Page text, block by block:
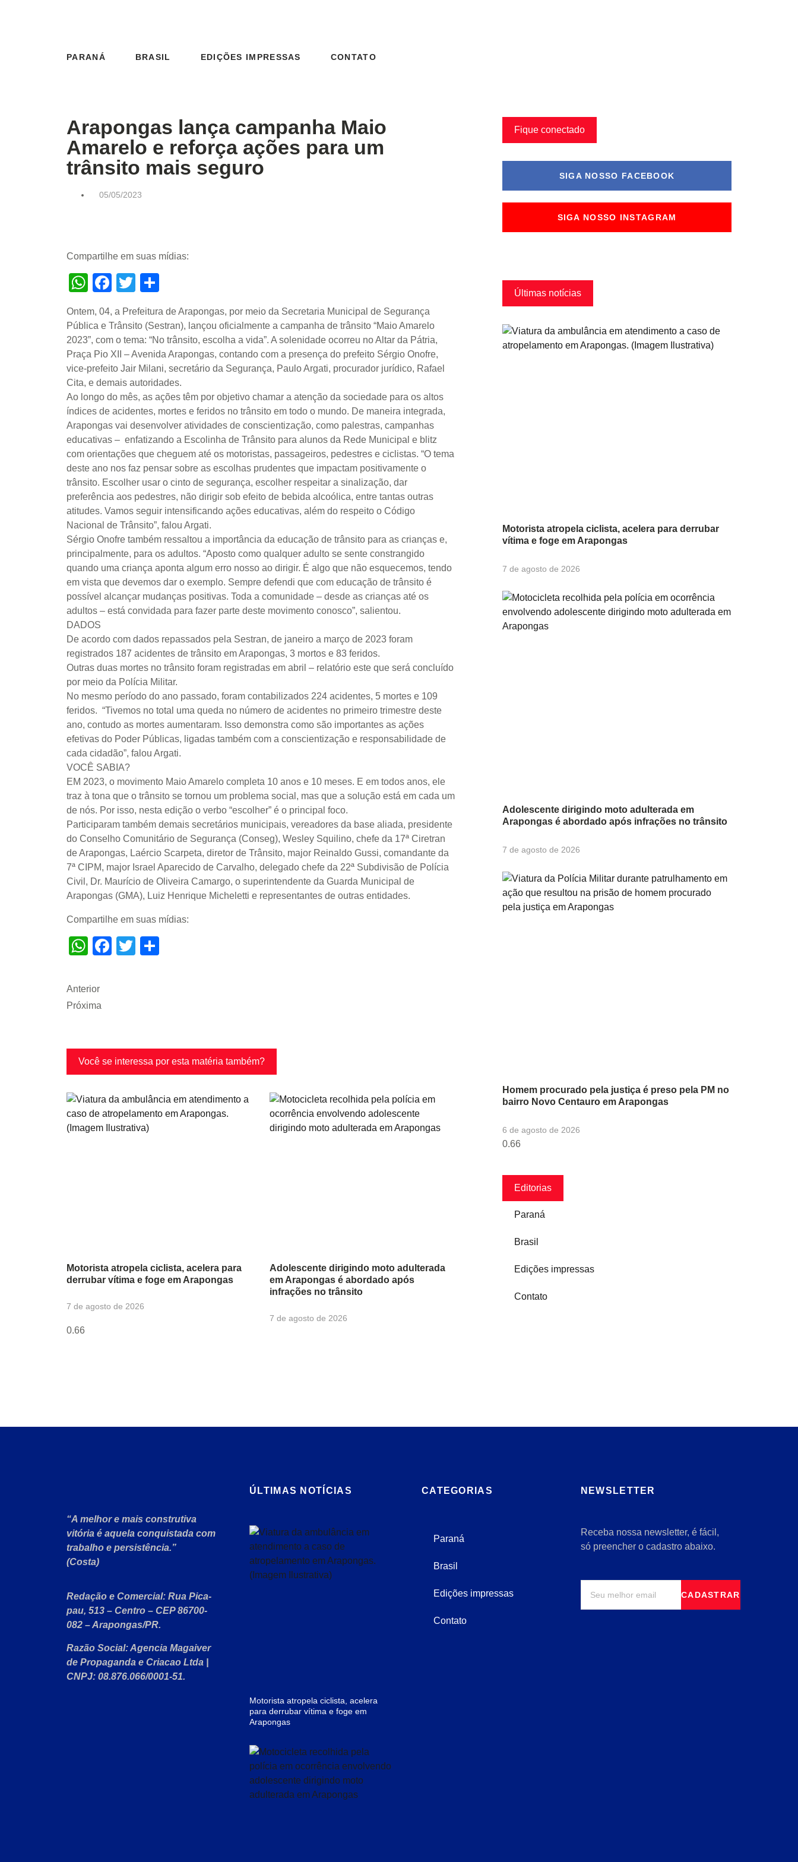
PARANÁ BRASIL EDIÇÕES IMPRESSAS CONTATO
Arapongas lança campanha Maio
Amarelo e reforça ações para um
trânsito mais seguro
05/05/2023
Compartilhe em suas mídias:
WhatsApp
Facebook
Twitter
Ontem, 04, a Prefeitura de Arapongas, por meio da Secretaria Municipal de Segurança
Pública e Trânsito (Sestran), lançou oficialmente a campanha de trânsito “Maio Amarelo
2023”, com o tema: “No trânsito, escolha a vida”. A solenidade ocorreu no Altar da Pátria,
Praça Pio XII – Avenida Arapongas, contando com a presença do prefeito Sérgio Onofre,
vice-prefeito Jair Milani, secretário da Segurança, Paulo Argati, procurador jurídico, Rafael
Cita, e demais autoridades.
Ao longo do mês, as ações têm por objetivo chamar a atenção da sociedade para os altos
índices de acidentes, mortes e feridos no trânsito em todo o mundo. De maneira integrada,
Arapongas vai desenvolver atividades de conscientização, como palestras, campanhas
educativas – enfatizando a Escolinha de Trânsito para alunos da Rede Municipal e blitz
com orientações que cheguem até os motoristas, passageiros, pedestres e ciclistas. “O tema
deste ano nos faz pensar sobre as escolhas prudentes que impactam positivamente o
trânsito. Escolher usar o cinto de segurança, escolher respeitar a sinalização, dar
preferência aos pedestres, não dirigir sob efeito de bebida alcoólica, entre tantas outras
atitudes. Vamos seguir intensificando ações educativas, além do respeito o Código
Nacional de Trânsito”, falou Argati.
Sérgio Onofre também ressaltou a importância da educação de trânsito para as crianças e,
principalmente, para os adultos. “Aposto como qualquer adulto se sente constrangido
quando uma criança aponta algum erro nosso ao dirigir. É algo que não esquecemos, tendo
em vista que devemos dar o exemplo. Sempre defendi que com educação de trânsito é
possível alcançar mudanças positivas. Toda a comunidade – desde as crianças até os
adultos – está convidada para fazer parte deste movimento conosco”, salientou.
DADOS
De acordo com dados repassados pela Sestran, de janeiro a março de 2023 foram
registrados 187 acidentes de trânsito em Arapongas, 3 mortos e 83 feridos.
Outras duas mortes no trânsito foram registradas em abril – relatório este que será concluído
por meio da Polícia Militar.
No mesmo período do ano passado, foram contabilizados 224 acidentes, 5 mortes e 109
feridos. “Tivemos no total uma queda no número de acidentes no primeiro trimestre deste
ano, contudo as mortes aumentaram. Isso demonstra como são importantes as ações
efetivas do Poder Públicas, ligadas também com a conscientização e responsabilidade de
cada cidadão”, falou Argati.
VOCÊ SABIA?
EM 2023, o movimento Maio Amarelo completa 10 anos e 10 meses. E em todos anos, ele
traz à tona que o trânsito se tornou um problema social, mas que a solução está em cada um
de nós. Por isso, nesta edição o verbo “escolher” é o principal foco.
Participaram também demais secretários municipais, vereadores da base aliada, presidente
do Conselho Comunitário de Segurança (Conseg), Wesley Squilino, chefe da 17ª Ciretran
de Arapongas, Laércio Scarpeta, diretor de Trânsito, major Reinaldo Gussi, comandante da
7ª CIPM, major Israel Aparecido de Carvalho, delegado chefe da 22ª Subdivisão de Polícia
Civil, Dr. Maurício de Oliveira Camargo, o superintendente da Guarda Municipal de
Arapongas (GMA), Luiz Henrique Micheletti e representantes de outras entidades.
Compartilhe em suas mídias:
WhatsApp
Facebook
Twitter
Anterior
Próxima
Você se interessa por esta matéria também?
Motorista atropela ciclista, acelera para
derrubar vítima e foge em Arapongas
7 de agosto de 2026
Adolescente dirigindo moto adulterada
em Arapongas é abordado após
infrações no trânsito
7 de agosto de 2026
Fique conectado
SIGA NOSSO FACEBOOK
SIGA NOSSO INSTAGRAM
Últimas notícias
Motorista atropela ciclista, acelera para derrubar
vítima e foge em Arapongas
7 de agosto de 2026
Adolescente dirigindo moto adulterada em
Arapongas é abordado após infrações no trânsito
7 de agosto de 2026
Homem procurado pela justiça é preso pela PM no
bairro Novo Centauro em Arapongas
6 de agosto de 2026
Editorias
Paraná
Brasil
Edições impressas
Contato
“A melhor e mais construtiva
vitória é aquela conquistada com
trabalho e persistência.”
(Costa)
Redação e Comercial: Rua Pica-
pau, 513 – Centro – CEP 86700-
082 – Arapongas/PR.
Razão Social:Agencia Magaiver
de Propaganda e Criacao Ltda
CNPJ: 08.876.066/0001-51.
ÚLTIMAS NOTÍCIAS
Motorista atropela ciclista, acelera
para derrubar vítima e foge em
Arapongas
CATEGORIAS
Paraná
Brasil
Edições impressas
Contato
NEWSLETTER
Receba nossa newsletter, é fácil,
só preencher o cadastro abaixo.
CADASTRAR